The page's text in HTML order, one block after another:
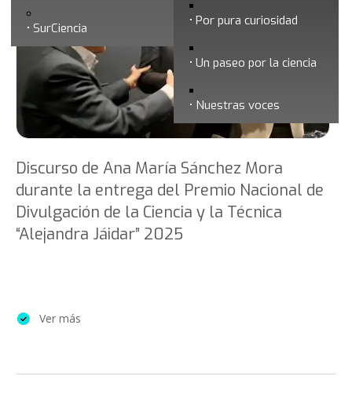
Por pura curiosidad
Un paseo por la ciencia
Nuestras voces
SurCiencia
Discurso de Ana María Sánchez Mora
durante la entrega del Premio Nacional de
Divulgación de la Ciencia y la Técnica
“Alejandra Jáidar” 2025
Ver más